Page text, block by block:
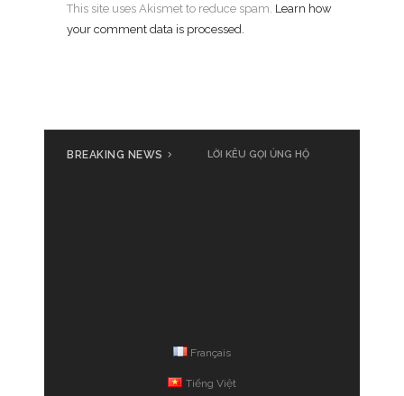
This site uses Akismet to reduce spam. Learn how
your comment data is processed.
BREAKING NEWS LỜI KÊU GỌI ỦNG HỘ
Français
Tiếng Việt